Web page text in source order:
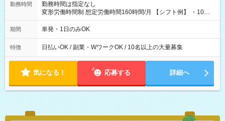
勤務時間
勤務時間は指定なし
変形労働時間制 想定労働時間160時間/月 【シフト例】 ・10：
00～20：00
期間 単発・1日のみOK
特徴 日払いOK / 副業・WワークOK / 10名以上の大量募集
気になる！ 応募する 詳細へ